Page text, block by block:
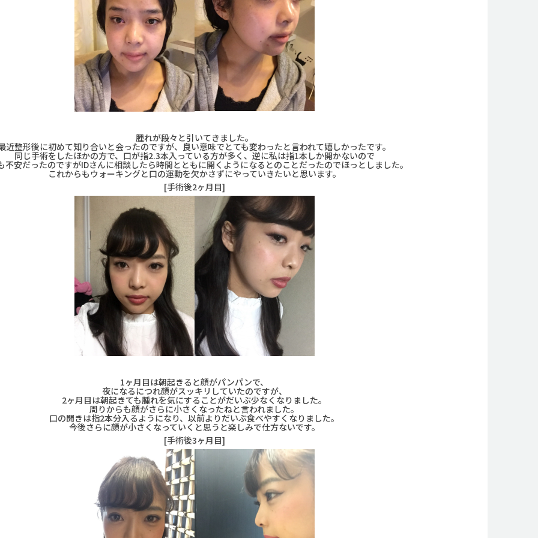
腫れが段々と引いてきました。
近整形後に初めて知り合いと会ったのですが、良い意味でとても変わったと言われて嬉しかったです。
同じ手術をしたほかの方で、口が指2.3本入っている方が多く、逆に私は指1本しか開かないので
不安だったのですがIDさんに相談したら時間とともに開くようになるとのことだったのでほっとしました。
これからもウォーキングと口の運動を欠かさずにやっていきたいと思います。
[手術後2ヶ月目]
1ヶ月目は朝起きると顔がパンパンで、
夜になるにつれ顔がスッキリしていたのですが、
2ヶ月目は朝起きても腫れを気にすることがだいぶ少なくなりました。
周りからも顔がさらに小さくなったねと言われました。
口の開きは指2本分入るようになり、以前よりだいぶ食べやすくなりました。
今後さらに顔が小さくなっていくと思うと楽しみで仕方ないです。
[手術後3ヶ月目]